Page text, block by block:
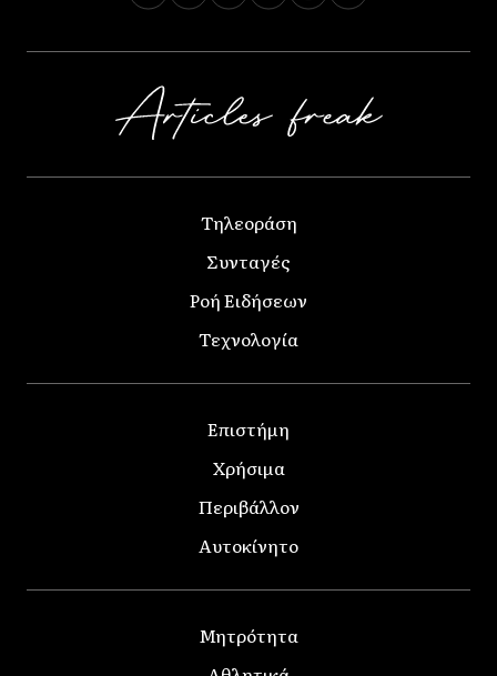
Τηλεοράση
Συνταγές
Ροή Ειδήσεων
Τεχνολογία
Επιστήμη
Χρήσιμα
Περιβάλλον
Αυτοκίνητο
Μητρότητα